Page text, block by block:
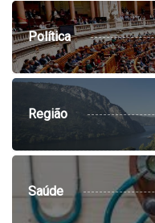
Política
Região
Saúde